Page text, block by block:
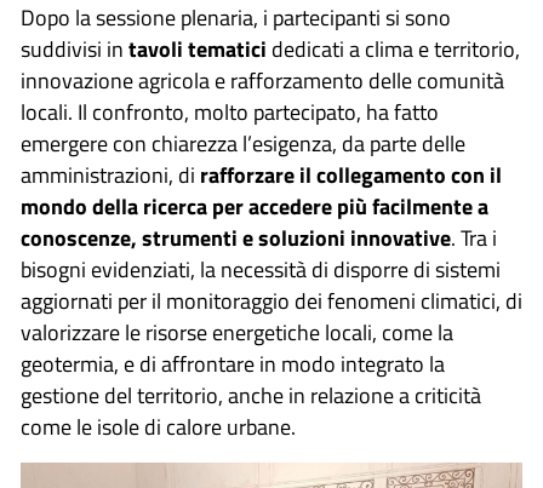
Dopo la sessione plenaria, i partecipanti si sono
suddivisi intavoli tematici dedicati a clima e territorio,
innovazione agricola e rafforzamento delle comunità
locali. Il confronto, molto partecipato, ha fatto
emergere con chiarezza l’esigenza, da parte delle
amministrazioni, di rafforzare il collegamento con il
mondo della ricerca per accedere più facilmente a
conoscenze, strumenti e soluzioni innovative. Tra i
bisogni evidenziati, la necessità di disporre di sistemi
aggiornati per il monitoraggio dei fenomeni climatici, di
valorizzare le risorse energetiche locali, come la
geotermia, e di affrontare in modo integrato la
gestione del territorio, anche in relazione a criticità
come le isole di calore urbane.